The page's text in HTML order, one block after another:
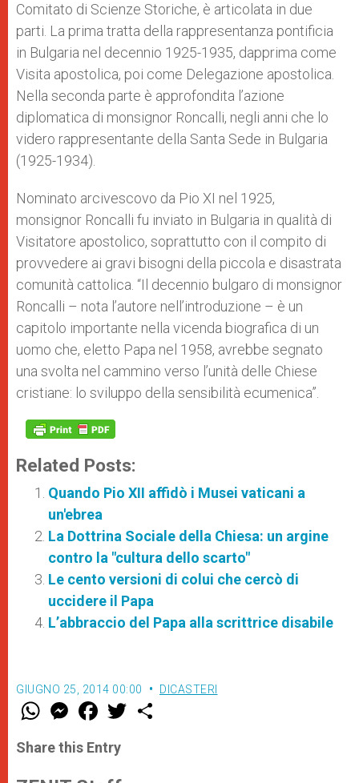
Comitato di Scienze Storiche, è articolata in due
parti. La prima tratta della rappresentanza pontificia
in Bulgaria nel decennio 1925-1935, dapprima come
Visita apostolica, poi come Delegazione apostolica.
Nella seconda parte è approfondita l’azione
diplomatica di monsignor Roncalli, negli anni che lo
videro rappresentante della Santa Sede in Bulgaria
(1925-1934).
Nominato arcivescovo da Pio XI nel 1925,
monsignor Roncalli fu inviato in Bulgaria in qualità di
Visitatore apostolico, soprattutto con il compito di
provvedere ai gravi bisogni della piccola e disastrata
comunità cattolica. “Il decennio bulgaro di monsignor
Roncalli – nota l’autore nell’introduzione – è un
capitolo importante nella vicenda biografica di un
uomo che, eletto Papa nel 1958, avrebbe segnato
una svolta nel cammino verso l’unità delle Chiese
cristiane: lo sviluppo della sensibilità ecumenica”.
Related Posts:
Quando Pio XII affidò i Musei vaticani a
un'ebrea
La Dottrina Sociale della Chiesa: un argine
contro la "cultura dello scarto"
Le cento versioni di colui che cercò di
uccidere il Papa
L’abbraccio del Papa alla scrittrice disabile
GIUGNO 25, 2014 00:00 DICASTERI
W
t
s
M
e
s
e
F
a
e
b
w
Share this Entry